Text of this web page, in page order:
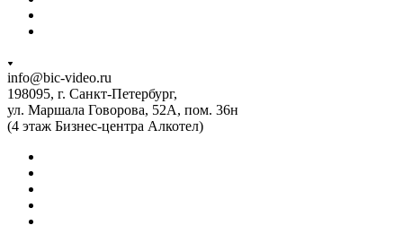
info@bic-video.ru
198095, г. Санкт-Петербург,
ул. Маршала Говорова, 52А, пом. 36н
(4 этаж Бизнес-центра Алкотел)